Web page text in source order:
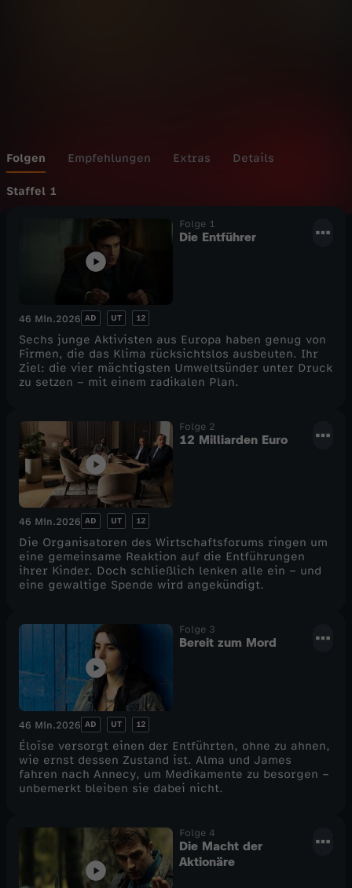
a
g
e
O
r
D
e
Folgen Empfehlungen Extras Details
Staffel 1
Folge 1
Die Entführer
46 Min.2026 AD UT 12
Sechs junge Aktivisten aus Europa haben genug von
Firmen, die das Klima rücksichtslos ausbeuten. Ihr
Ziel: die vier mächtigsten Umweltsünder unter Druck
zu setzen – mit einem radikalen Plan.
Folge 2
12 Milliarden Euro
46 Min.2026 AD UT 12
Die Organisatoren des Wirtschaftsforums ringen um
eine gemeinsame Reaktion auf die Entführungen
ihrer Kinder. Doch schließlich lenken alle ein – und
eine gewaltige Spende wird angekündigt.
Folge 3
Bereit zum Mord
46 Min.2026 AD UT 12
Éloïse versorgt einen der Entführten, ohne zu ahnen,
wie ernst dessen Zustand ist. Alma und James
fahren nach Annecy, um Medikamente zu besorgen –
unbemerkt bleiben sie dabei nicht.
Folge 4
Die Macht der
Aktionäre